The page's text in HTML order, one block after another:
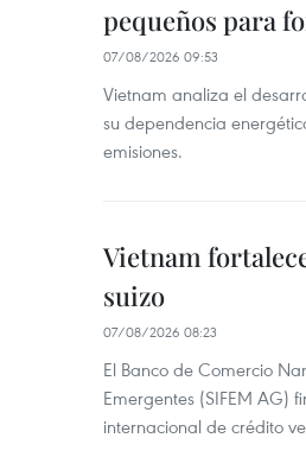
pequeños para
07/08/2026 09:53
Vietnam analiza el
su dependencia
emisiones.
Vietnam
suizo
07/08/2026 08:23
El Banco de Comercio
Emergentes (SIFEM AG)
internacional de crédito